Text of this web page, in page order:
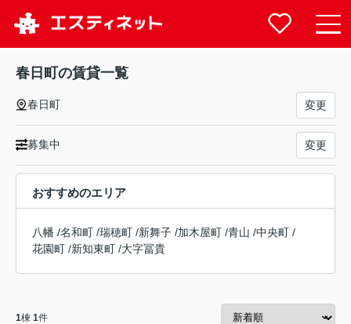
春日町の賃貸一覧
春日町 変更
募集中 変更
おすすめのエリア
八幡 /名和町 /瑞穂町 /新舞子 /加木屋町 /青山 /中央町 /
花園町 /新知東町 /大字冨貴
1棟 1件